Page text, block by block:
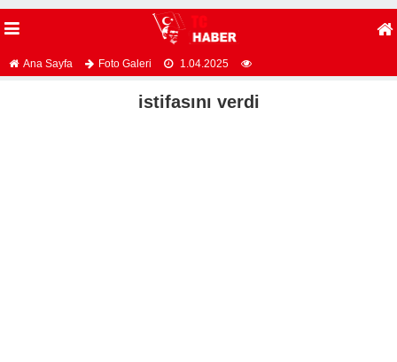
Ana Sayfa Foto Galeri 1.04.2025
istifasını verdi